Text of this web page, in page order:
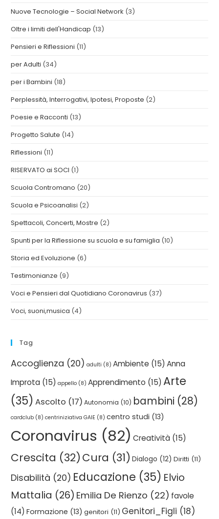
Nuove Tecnologie – Social Network (3)
Oltre i limiti dell'Handicap (13)
Pensieri e Riflessioni (11)
per Adulti (34)
per i Bambini (18)
Perplessità, Interrogativi, Ipotesi, Proposte (2)
Poesie e Racconti (13)
Progetto Salute (14)
Riflessioni (11)
RISERVATO ai SOCI (1)
Scuola Contromano (20)
Scuola e Psicoanalisi (2)
Spettacoli, Concerti, Mostre (2)
Spunti per la Riflessione su scuola e su famiglia (10)
Storia ed Evoluzione (6)
Testimonianze (9)
Voci e Pensieri dal Quotidiano Coronavirus (37)
Voci, suoni,musica (4)
Tag
Accoglienza (20) adulti (8) Ambiente (15) Anna
Improta (15) appello (8) Apprendimento (15) Arte
(35) Ascolto (17) Autonomia (10) bambini (28)
cardclub (8) centriniziativa GAIE (8) centro studi (13)
Coronavirus (82) Creatività (15)
Crescita (32)Cura (31) Dialogo (12) Diritti (11)
Disabilità (20) Educazione (35) Elvio
Mattalia (26) Emilia De Rienzo (22) favole
(14) Formazione (13) genitori (11) Genitori_Figli (18)